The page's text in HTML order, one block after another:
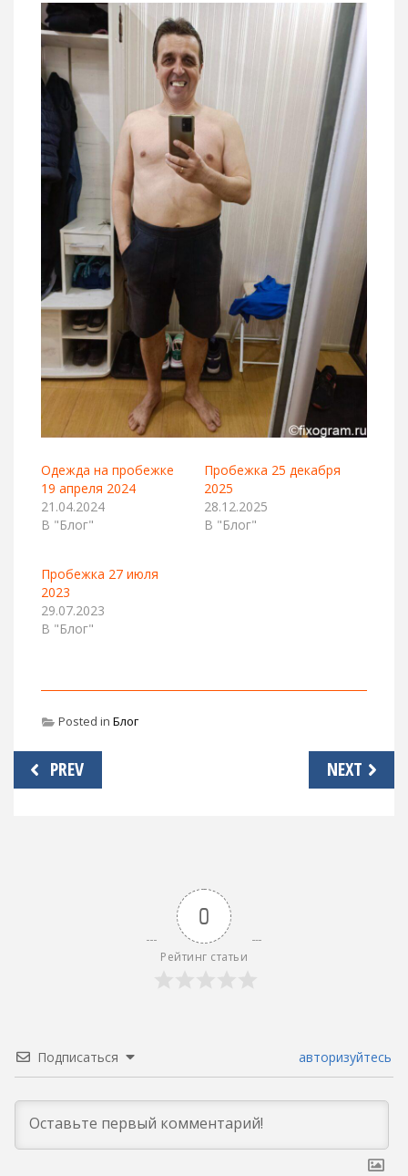
Одежда на пробежке
19 апреля 2024
21.04.2024
В "Блог"
Пробежка 25 декабря
2025
28.12.2025
В "Блог"
Пробежка 27 июля
2023
29.07.2023
В "Блог"
Posted in Блог
Навигация
по
PREV NEXT
0
Рейтинг статьи
Подписаться авторизуйтесь